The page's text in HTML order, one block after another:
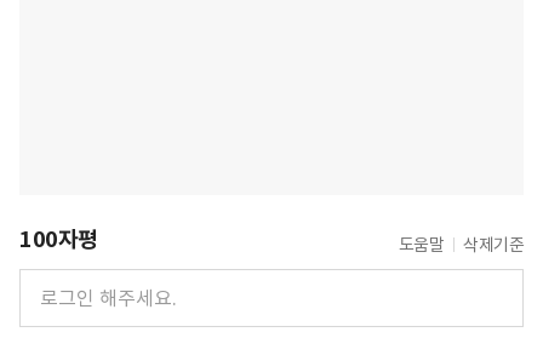
100자평 도움말 삭제기준